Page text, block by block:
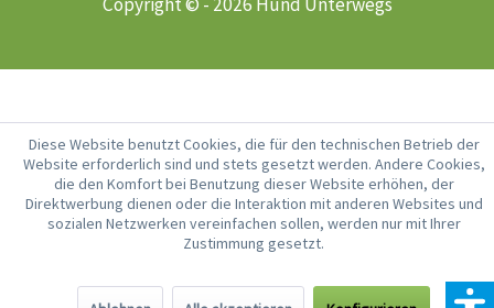
Diese Website benutzt Cookies, die für den technischen Betrieb der
Website erforderlich sind und stets gesetzt werden. Andere Cookies,
die den Komfort bei Benutzung dieser Website erhöhen, der
Direktwerbung dienen oder die Interaktion mit anderen Websites und
sozialen Netzwerken vereinfachen sollen, werden nur mit Ihrer
Zustimmung gesetzt.